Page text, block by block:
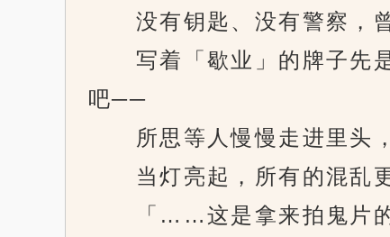
没有钥匙、没有警察，曾
写着「歇业」的牌子先是
吧──
所思等人慢慢走进里头，
当灯亮起，所有的混乱更
「……这是拿来拍鬼片的